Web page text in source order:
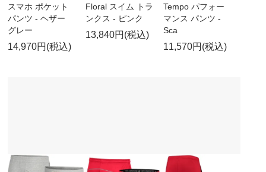
スマホ ポケット
パンツ - ヘザー
グレー
14,970円(税込)
Floral スイム トラ
ンクス - ピンク
13,840円(税込)
Tempo パフォー
マンス パンツ -
Sca
11,570円(税込)